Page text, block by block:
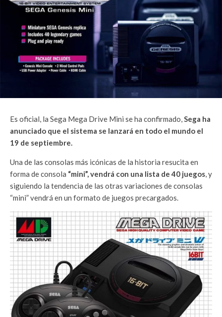
Es oficial, la Sega Mega Drive Mini se ha confirmado,Sega ha
anunciado que el sistema se lanzará en todo el mundo el
19 de septiembre.
Una de las consolas más icónicas de la historia resucita en
forma de consola “mini”, vendrá con una lista de 40 juegos, y
siguiendo la tendencia de las otras variaciones de consolas
“mini” vendrá en un formato de juegos precargados.